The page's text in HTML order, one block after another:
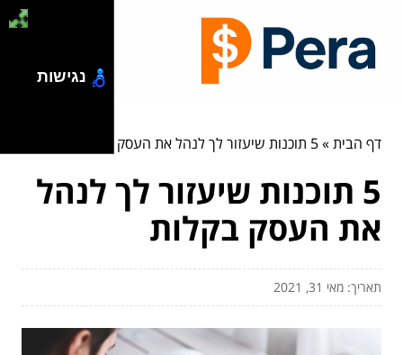
דף הבית»5 תוכנות שיעזור לך לנהל את העסק בקלות
5 תוכנות שיעזור לך לנהל
את העסק בקלות
תאריך: מאי 31, 2021
נגישות